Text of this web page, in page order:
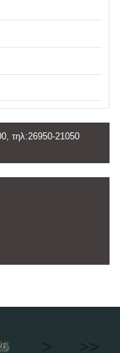
τηλ:26950-21050
> >>